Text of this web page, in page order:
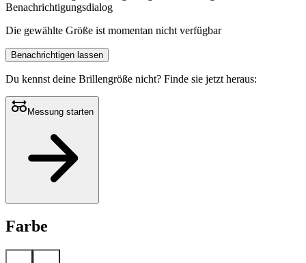
Benachrichtigungsdialog
Die gewählte Größe ist momentan nicht verfügbar
Benachrichtigen lassen
Du kennst deine Brillengröße nicht? Finde sie jetzt heraus:
Messung starten
Farbe